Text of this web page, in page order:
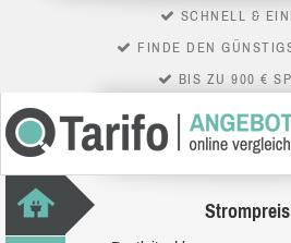
SCHNELL &
FINDE DEN
BIS ZU 900 €